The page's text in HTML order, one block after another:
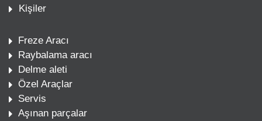
Kişiler
Freze Aracı
Raybalama aracı
Delme aleti
Özel Araçlar
Servis
Aşınan parçalar